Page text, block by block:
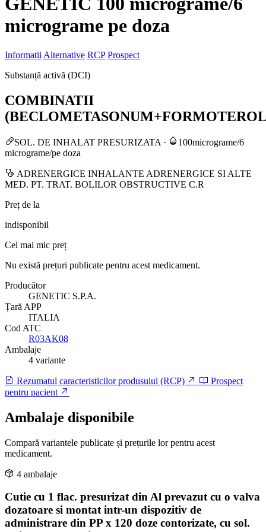
micrograme pe doza
Informații Alternative RCP Prospect
Substanță activă (DCI)
COMBINATII
SOL. DE INHALAT PRESURIZATA ·
100micrograme/6
micrograme/pe doza
ADRENERGICE INHALANTE ADRENERGICE SI ALTE
MED. PT. TRAT. BOLILOR OBSTRUCTIVE C.R
Preț de la
indisponibil
Cel mai mic preț
Nu există prețuri publicate pentru acest medicament.
Producător
GENETIC S.P.A.
Țară APP
ITALIA
Cod ATC
R03AK08
Ambalaje
4 variante
Rezumatul caracteristicilor produsului (RCP)
Prospect
pentru pacient
Ambalaje disponibile
Compară variantele publicate și prețurile lor pentru acest
medicament.
4 ambalaje
Cutie cu 1 flac. presurizat din Al prevazut cu o valva
dozatoare si montat intr-un dispozitiv de
administrare din PP x 120 doze contorizate, cu sol.